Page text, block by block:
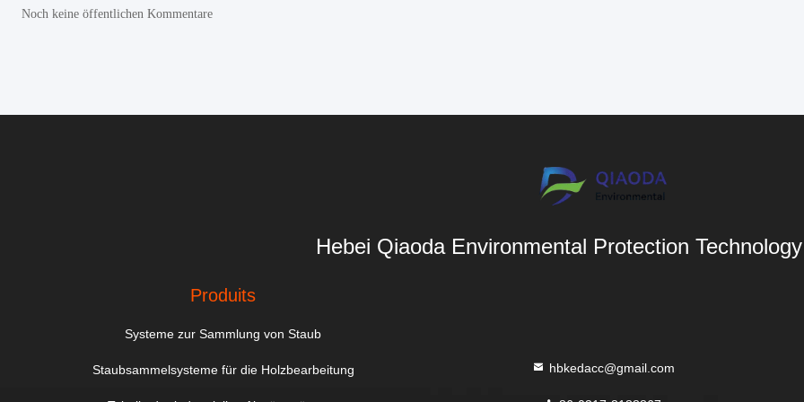
Noch keine öffentlichen Kommentare
Hebei Qiaoda Environmental Protection Technology
Produits
Systeme zur Sammlung von Staub
Staubsammelsysteme für die Holzbearbeitung hbkedacc@gmail.com